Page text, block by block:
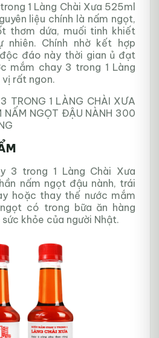
1 Làng Chài Xưa 525ml
liệu chính là nấm ngọt,
thơm dứa, muối tinh khiết
nhiên. Chính nhờ kết hợp
độc đáo này thời gian ủ đạt
mắm chay 3 trong 1 Làng
vị rất ngon.
TRONG 1 LÀNG CHÀI XƯA
NẤM NGỌT ĐẬU NÀNH 300
3 trong 1 Làng Chài Xưa
nấm ngọt đậu nành, trái
hoặc thay thế nước mắm
có trong bữa ăn hàng
khỏe của người Nhật.